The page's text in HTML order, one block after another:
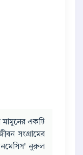
একটি
সংগ্রামের
নুরুল